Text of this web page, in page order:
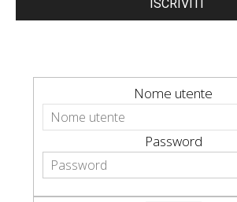
ISCRIVITI
Nome utente
Password